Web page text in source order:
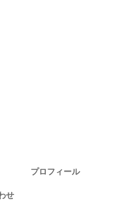
プロフィール
せ